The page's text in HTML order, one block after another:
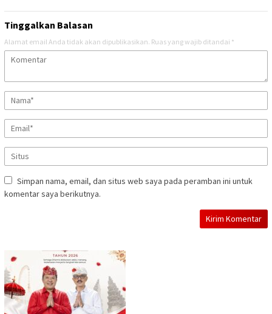
Tinggalkan Balasan
Alamat email Anda tidak akan dipublikasikan. Ruas yang wajib ditandai *
Simpan nama, email, dan situs web saya pada peramban ini untuk
komentar saya berikutnya.